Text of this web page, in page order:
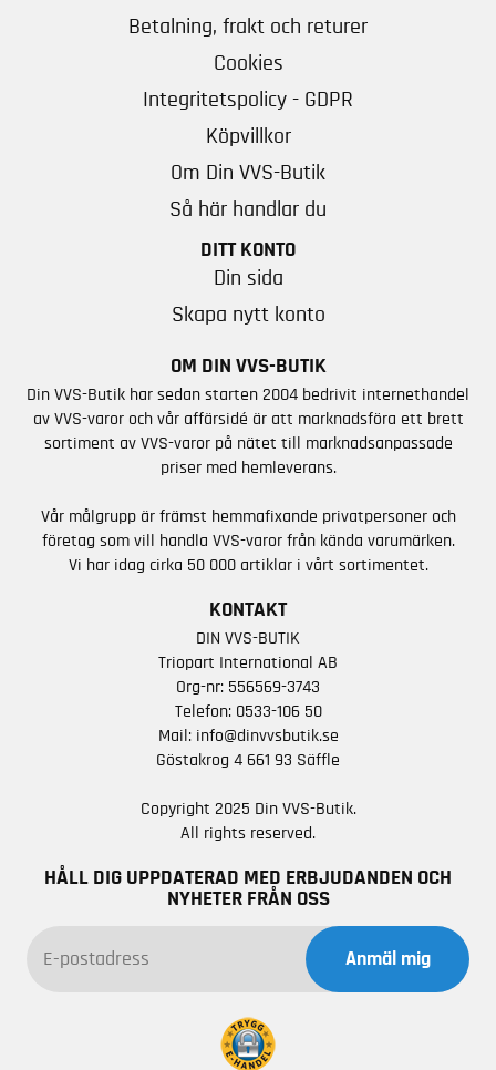
Betalning, frakt och returer
Cookies
Integritetspolicy - GDPR
Köpvillkor
Om Din VVS-Butik
Så här handlar du
DITT KONTO
Din sida
Skapa nytt konto
OM DIN VVS-BUTIK
Din VVS-Butik har sedan starten 2004 bedrivit internethandel
av VVS-varor och vår affärsidé är att marknadsföra ett brett
sortiment av VVS-varor på nätet till marknadsanpassade
priser med hemleverans.
Vår målgrupp är främst hemmafixande privatpersoner och
företag som vill handla VVS-varor från kända varumärken.
Vi har idag cirka 50 000 artiklar i vårt sortimentet.
KONTAKT
DIN VVS-BUTIK
Triopart International AB
Org-nr: 556569-3743
Telefon: 0533-106 50
Mail: info@dinvvsbutik.se
Göstakrog 4 661 93 Säffle
Copyright 2025 Din VVS-Butik.
All rights reserved.
HÅLL DIG UPPDATERAD MED ERBJUDANDEN OCH
NYHETER FRÅN OSS
Anmäl mig